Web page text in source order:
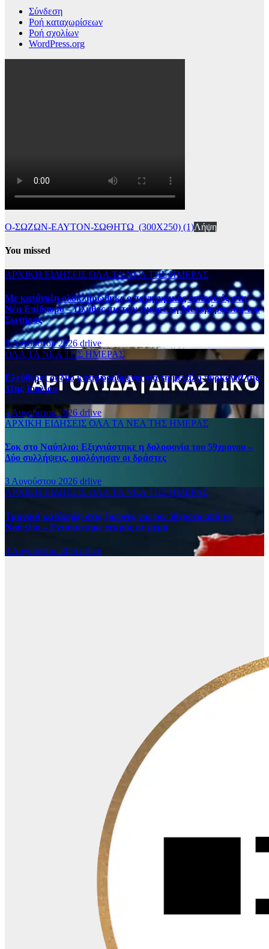
Σύνδεση
Ροή καταχωρίσεων
Ροή σχολίων
WordPress.org
Ο-ΣΩΖΩΝ-ΕΑΥΤΟΝ-ΣΩΘΗΤΩ_(300Χ250) (1)Λήψη
You missed
ΑΡΧΙΚΗ ΕΙΔΗΣΕΙΣ ΟΛΑ ΤΑ ΝΕΑ ΤΗΣ ΗΜΕΡΑΣ
Με κατάνυξη ολοκληρώθηκε ο πανηγυρικός εσπερινός στη
Νέα Επίδαυρο – Πλήθος πιστών τίμησε τη Μεταμόρφωση του
Σωτήρος
5 Αυγούστου 2026 drlive
ΟΛΑ ΤΑ ΝΕΑ ΤΗΣ ΗΜΕΡΑΣ
Ελεύθεροι οι δύο κατηγορούμενοι για τη μεγάλη πυρκαγιά της
31ης Ιουλίου
5 Αυγούστου 2026 drlive
ΑΡΧΙΚΗ ΕΙΔΗΣΕΙΣ ΟΛΑ ΤΑ ΝΕΑ ΤΗΣ ΗΜΕΡΑΣ
Σοκ στο Ναύπλιο: Εξιχνιάστηκε η δολοφονία του 59χρονου –
Δύο συλλήψεις, ομολόγησαν οι δράστες
3 Αυγούστου 2026 drlive
ΑΡΧΙΚΗ ΕΙΔΗΣΕΙΣ ΟΛΑ ΤΑ ΝΕΑ ΤΗΣ ΗΜΕΡΑΣ
Τραγική κατάληξη στις έρευνες για τον 58χρονο από το
Ναύπλιο – Εντοπίστηκε νεκρός σε ρέμα
3 Αυγούστου 2026 drlive